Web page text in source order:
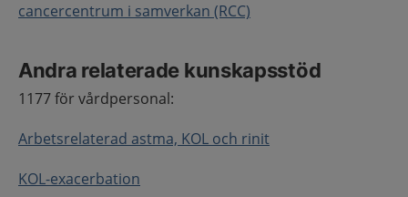
cancercentrum i samverkan (RCC)
Andra relaterade kunskapsstöd
1177 för vårdpersonal:
Arbetsrelaterad astma, KOL och rinit
KOL-exacerbation